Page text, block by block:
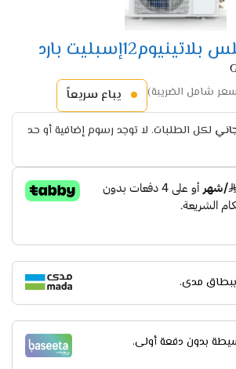
بارد
شامل الضريبة) يباع سريعاً
لكل الطلبات. لا توجد رسوم إضافية أو حد
بدون دفعة أولى.